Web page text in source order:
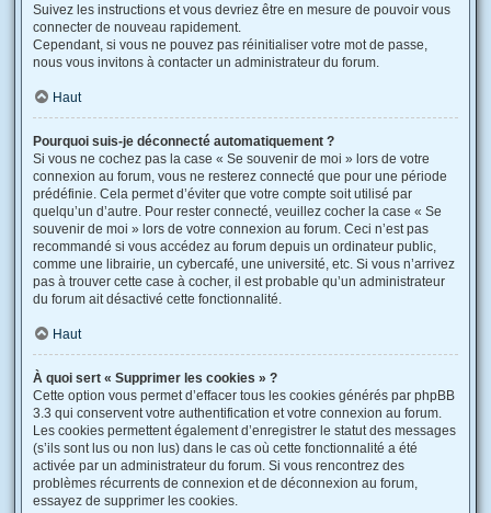
Suivez les instructions et vous devriez être en mesure de pouvoir vous
connecter de nouveau rapidement.
Cependant, si vous ne pouvez pas réinitialiser votre mot de passe,
nous vous invitons à contacter un administrateur du forum.
Haut
Pourquoi suis-je déconnecté automatiquement ?
Si vous ne cochez pas la case « Se souvenir de moi » lors de votre
connexion au forum, vous ne resterez connecté que pour une période
prédéfinie. Cela permet d’éviter que votre compte soit utilisé par
quelqu’un d’autre. Pour rester connecté, veuillez cocher la case « Se
souvenir de moi » lors de votre connexion au forum. Ceci n’est pas
recommandé si vous accédez au forum depuis un ordinateur public,
comme une librairie, un cybercafé, une université, etc. Si vous n’arrivez
pas à trouver cette case à cocher, il est probable qu’un administrateur
du forum ait désactivé cette fonctionnalité.
Haut
À quoi sert « Supprimer les cookies » ?
Cette option vous permet d’effacer tous les cookies générés par phpBB
3.3 qui conservent votre authentification et votre connexion au forum.
Les cookies permettent également d’enregistrer le statut des messages
(s’ils sont lus ou non lus) dans le cas où cette fonctionnalité a été
activée par un administrateur du forum. Si vous rencontrez des
problèmes récurrents de connexion et de déconnexion au forum,
essayez de supprimer les cookies.